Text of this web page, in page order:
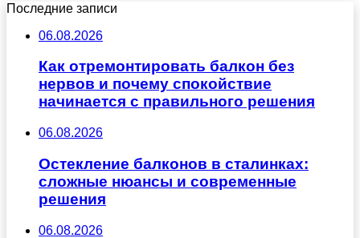
Последние записи
06.08.2026
Как отремонтировать балкон без
нервов и почему спокойствие
начинается с правильного решения
06.08.2026
Остекление балконов в сталинках:
сложные нюансы и современные
решения
06.08.2026